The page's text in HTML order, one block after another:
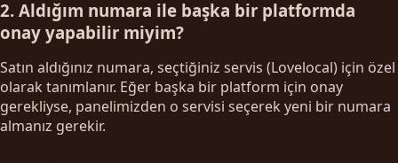
2. Aldığım numara ile başka bir platformda
onay yapabilir miyim?
Satın aldığınız numara, seçtiğiniz servis (Lovelocal) için özel
olarak tanımlanır. Eğer başka bir platform için onay
gerekliyse, panelimizden o servisi seçerek yeni bir numara
almanız gerekir.